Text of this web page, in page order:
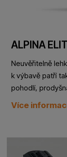
ALPINA
Neuvěřitelně
k výbavě patří
pohodlí,
Více